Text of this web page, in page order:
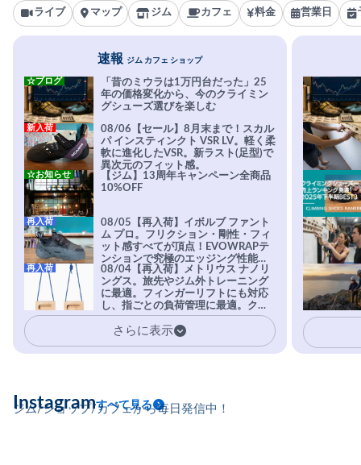
ライブ マップ ジム カフェ 料金 営業日
速報 ジム カフェ ショップ
「昔のミウラは1万円台だった」25
年の価格変化から、今のクライミン
グシューズ選びを楽しむ
☆ブログ
08/06【セール】8月末まで！スカル
パ インスティンクト VSR LV。軽く柔
軟に進化したVSR。新ラスト(足型)で
異次元のフィット感。
新入荷
【ジム】13周年キャンペーン全商品
10%OFF
☆お知らせ
08/05【再入荷】イボルブ ファント
ム プロ。フリクション・剛性・フィ
ット感すべてが頂点！EVOWRAPテ
ンションで究極のエッジング性能を
実現。進化系ラバーEvo-74はTRAX
を凌駕する粘着力で極小ホールドに
安心感。
再入荷
08/04【再入荷】メトリウス ナノリ
ングス。旅先やジム外トレーニング
に最適。フィンガーリフトにも対応
し、指ごとの負荷管理に最適。クラ
イマーの指を本気で鍛えるギア。
再入荷
さらに表示
ジム/ショップ/カフェから毎日発信中！
Instagramすべて見る